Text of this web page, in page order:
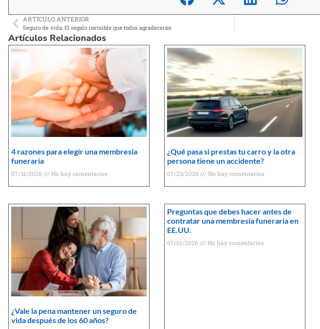
ARTÍCULO ANTERIOR
Seguro de vida: El regalo invisible que todos agradecerán
Artículos Relacionados
4 razones para elegir una membresía
funeraria
07/31/2026 No hay comentarios
¿Qué pasa si prestas tu carro y la otra
persona tiene un accidente?
07/23/2026 No hay comentarios
¿Vale la pena mantener un seguro de
vida después de los 60 años?
Preguntas que debes hacer antes de
contratar una membresía funeraria en
EE.UU.
07/01/2026 No hay comentarios